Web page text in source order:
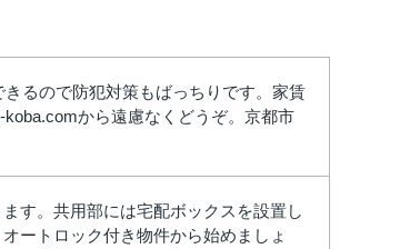
るので防犯対策もばっちりです。家賃
から遠慮なくどうぞ。京都市
す。共用部には宅配ボックスを設置し
ートロック付き物件から始めましょ